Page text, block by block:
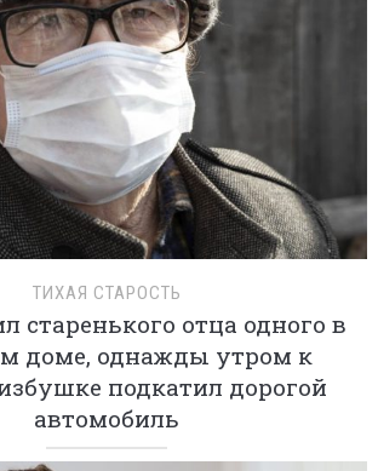
ТИХАЯ СТАРОСТЬ
старенького отца одного в
доме, однажды утром к
подкатил дорогой
автомобиль